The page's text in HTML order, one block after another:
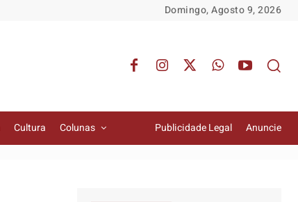
Domingo, Agosto 9, 2026
Cultura Colunas Publicidade Legal Anuncie